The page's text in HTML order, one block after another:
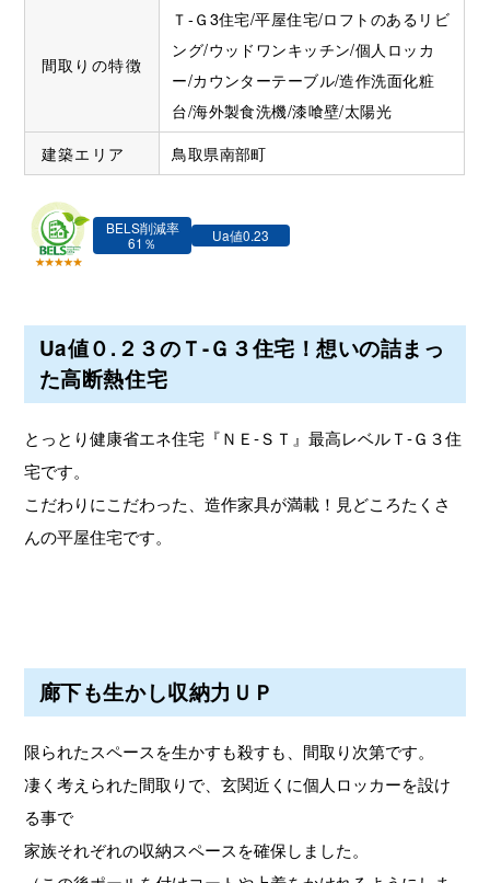
間取りの特徴
Ｔ-Ｇ3住宅/平屋住宅/ロフトのあるリビ
ング/ウッドワンキッチン/個人ロッカ
ー/カウンターテーブル/造作洗面化粧
台/海外製食洗機/漆喰壁/太陽光
建築エリア
鳥取県南部町
BELS削減率
61％
Ua値0.23
Ua値０.２３のＴ-Ｇ３住宅！想いの詰まっ
た高断熱住宅
とっとり健康省エネ住宅『ＮＥ-ＳＴ』最高レベルＴ-Ｇ３住
宅です。
こだわりにこだわった、造作家具が満載！見どころたくさ
んの平屋住宅です。
廊下も生かし収納力ＵＰ
限られたスペースを生かすも殺すも、間取り次第です。
凄く考えられた間取りで、玄関近くに個人ロッカーを設け
る事で
家族それぞれの収納スペースを確保しました。